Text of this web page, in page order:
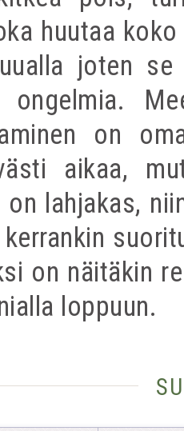
huutaa
joten se
ongelmia.
on
aikaa,
on lahjakas,
on näitäkin
loppuun.